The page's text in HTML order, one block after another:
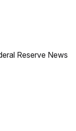
Reserve News